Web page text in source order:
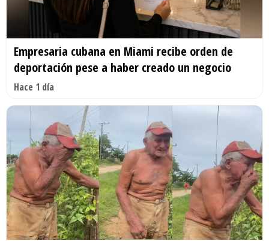
Empresaria cubana en Miami recibe orden de
deportación pese a haber creado un negocio
Hace 1 día